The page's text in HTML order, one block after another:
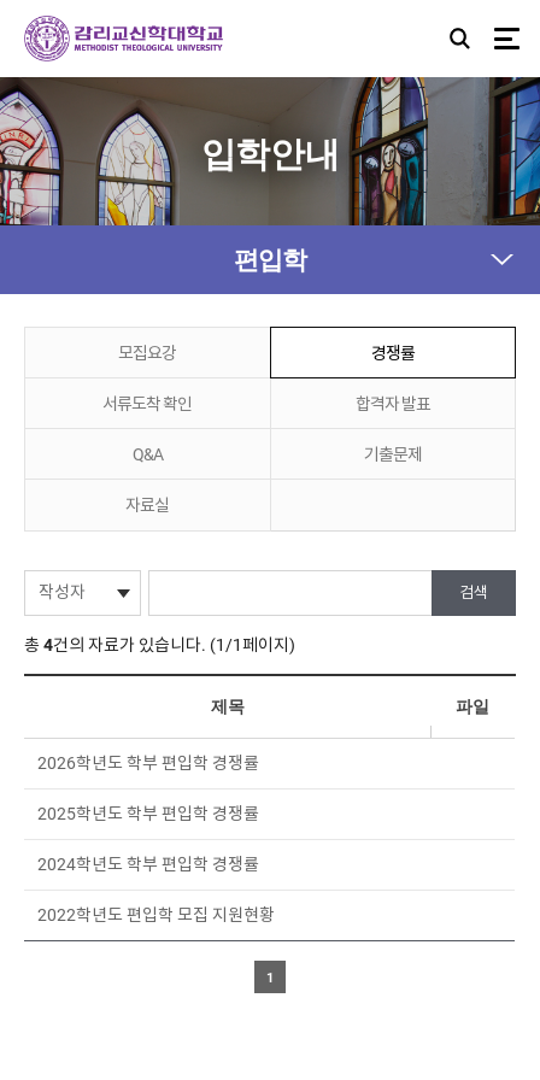
입학안내
편입학
모집요강 경쟁률
서류도착 확인 합격자 발표
Q&A 기출문제
자료실
총4건의 자료가 있습니다. (1/1페이지)
제목 파일
2026학년도 학부 편입학 경쟁률
2025학년도 학부 편입학 경쟁률
2024학년도 학부 편입학 경쟁률
2022학년도 편입학 모집 지원현황
1